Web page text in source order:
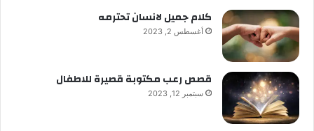
كلام جميل لانسان تحترمه
أغسطس 2, 2023
قصص رعب مكتوبة قصيرة للاطفال
سبتمبر 12, 2023